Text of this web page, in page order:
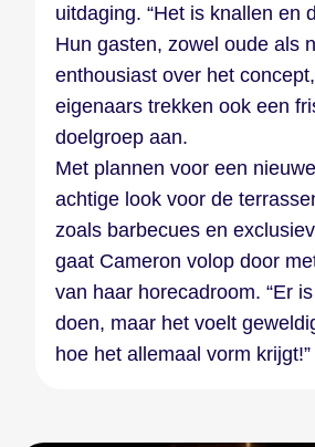
uitdaging. “Het is knallen en
Hun gasten, zowel oude als
enthousiast over het
eigenaars trekken ook een
doelgroep aan.
Met plannen voor een
achtige look voor de
zoals barbecues en
gaat Cameron volop door
van haar horecadroom. “Er
doen, maar het voelt
hoe het allemaal vorm krijgt!”